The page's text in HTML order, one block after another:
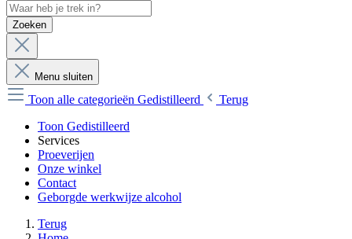
Zoeken
Menu sluiten
Toon alle categorieën Gedistilleerd
Terug
Toon Gedistilleerd
Services
Proeverijen
Onze winkel
Contact
Geborgde werkwijze alcohol
Terug